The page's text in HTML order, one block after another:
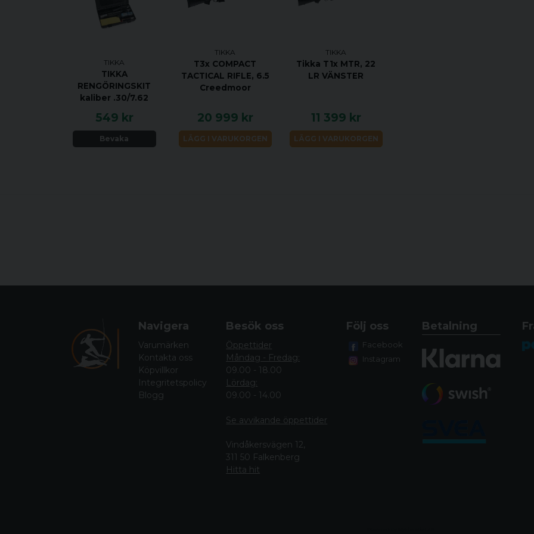
TIKKA
TIKKA
RENGÖRINGSKIT
kaliber .30/7.62
549 kr
Bevaka
TIKKA
T3x COMPACT
TACTICAL RIFLE, 6.5
Creedmoor
20 999 kr
LÄGG I VARUKORGEN
TIKKA
Tikka T1x MTR, 22
LR VÄNSTER
11 399 kr
LÄGG I VARUKORGEN
Anpassa T3x -
Säkerhet ger
avtryckaren och
Tydliga indikatorer
Navigera
Varumärken
Kontakta oss
Köpvillkor
Integritetspolicy
Blogg
Besök oss
Öppettider
Måndag - Fredag:
09.00 - 18.00
Lördag:
09.00 - 14.00
Se avvikande öppettider
Vindåkersvägen 12,
311 50 Falkenberg
Hitta hit
Följ oss
Facebook
Instagram
Betalning